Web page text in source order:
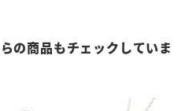
の商品もチェックしていま